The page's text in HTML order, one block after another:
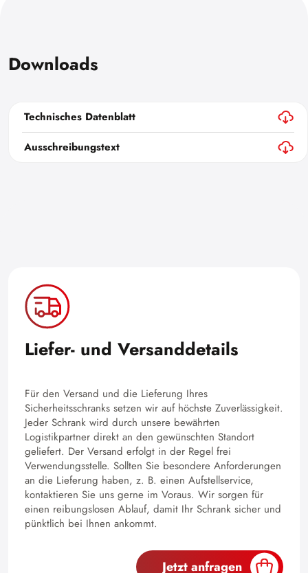
Downloads
Technisches Datenblatt
Ausschreibungstext
Liefer- und Versanddetails
Für den Versand und die Lieferung Ihres
Sicherheitsschranks setzen wir auf höchste Zuverlässigkeit.
Jeder Schrank wird durch unsere bewährten
Logistikpartner direkt an den gewünschten Standort
geliefert. Der Versand erfolgt in der Regel frei
Verwendungsstelle. Sollten Sie besondere Anforderungen
an die Lieferung haben, z. B. einen Aufstellservice,
kontaktieren Sie uns gerne im Voraus. Wir sorgen für
einen reibungslosen Ablauf, damit Ihr Schrank sicher und
pünktlich bei Ihnen ankommt.
Jetzt anfragen